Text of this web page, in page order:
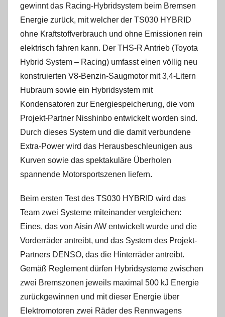
gewinnt das Racing-Hybridsystem beim Bremsen
Energie zurück, mit welcher der TS030 HYBRID
ohne Kraftstoffverbrauch und ohne Emissionen rein
elektrisch fahren kann. Der THS-R Antrieb (Toyota
Hybrid System – Racing) umfasst einen völlig neu
konstruierten V8-Benzin-Saugmotor mit 3,4-Litern
Hubraum sowie ein Hybridsystem mit
Kondensatoren zur Energiespeicherung, die vom
Projekt-Partner Nisshinbo entwickelt worden sind.
Durch dieses System und die damit verbundene
Extra-Power wird das Herausbeschleunigen aus
Kurven sowie das spektakuläre Überholen
spannende Motorsportszenen liefern.
Beim ersten Test des TS030 HYBRID wird das
Team zwei Systeme miteinander vergleichen:
Eines, das von Aisin AW entwickelt wurde und die
Vorderräder antreibt, und das System des Projekt-
Partners DENSO, das die Hinterräder antreibt.
Gemäß Reglement dürfen Hybridsysteme zwischen
zwei Bremszonen jeweils maximal 500 kJ Energie
zurückgewinnen und mit dieser Energie über
Elektromotoren zwei Räder des Rennwagens